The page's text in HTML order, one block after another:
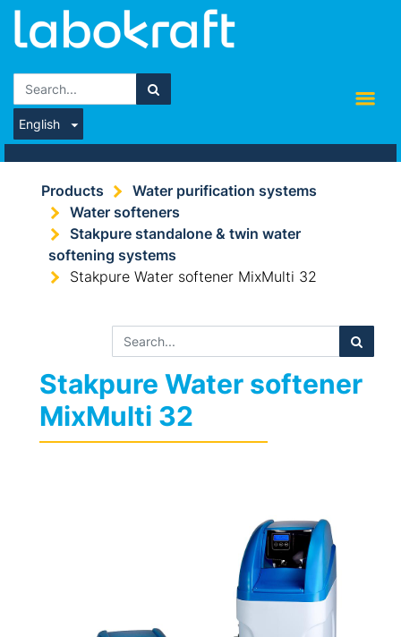
English
Products
Water purification systems
Water softeners
Stakpure standalone & twin water
softening systems
Stakpure Water softener MixMulti 32
Stakpure Water softener
MixMulti 32